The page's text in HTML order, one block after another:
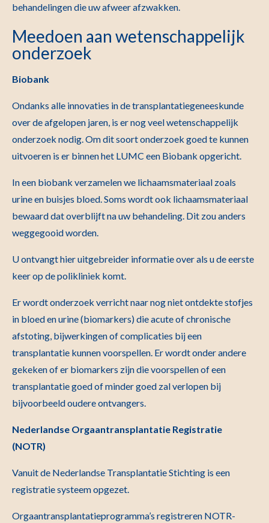
behandelingen die uw afweer afzwakken.
Meedoen aan wetenschappelijk
onderzoek
Biobank
Ondanks alle innovaties in de transplantatiegeneeskunde
over de afgelopen jaren, is er nog veel wetenschappelijk
onderzoek nodig. Om dit soort onderzoek goed te kunnen
uitvoeren is er binnen het LUMC een Biobank opgericht.
In een biobank verzamelen we lichaamsmateriaal zoals
urine en buisjes bloed. Soms wordt ook lichaamsmateriaal
bewaard dat overblijft na uw behandeling. Dit zou anders
weggegooid worden.
U ontvangt hier uitgebreider informatie over als u de eerste
keer op de polikliniek komt.
Er wordt onderzoek verricht naar nog niet ontdekte stofjes
in bloed en urine (biomarkers) die acute of chronische
afstoting, bijwerkingen of complicaties bij een
transplantatie kunnen voorspellen. Er wordt onder andere
gekeken of er biomarkers zijn die voorspellen of een
transplantatie goed of minder goed zal verlopen bij
bijvoorbeeld oudere ontvangers.
Nederlandse Orgaantransplantatie Registratie
(NOTR)
Vanuit de Nederlandse Transplantatie Stichting is een
registratie systeem opgezet.
Orgaantransplantatieprogramma’s registreren NOTR-